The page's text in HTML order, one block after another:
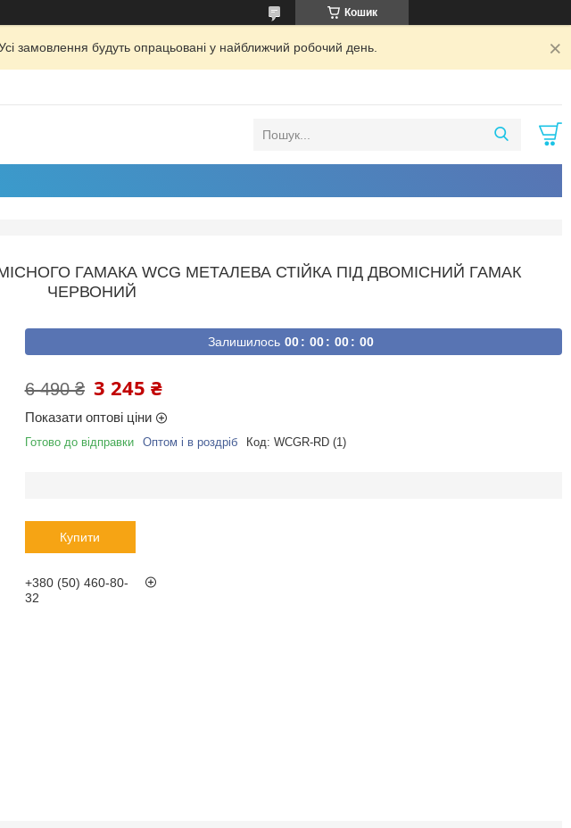
Кошик
замовлення будуть опрацьовані у найближчий робочий день.
ГАМАКА WCG МЕТАЛЕВА СТІЙКА ПІД ДВОМІСНИЙ ГАМАК
ЧЕРВОНИЙ
Залишилось 00 00 00 00
6 490 ₴ 3 245 ₴
Показати оптові ціни
Готово до відправки Оптом і в роздріб Код: WCGR-RD (1)
Купити
+380 (50) 460-80-
32